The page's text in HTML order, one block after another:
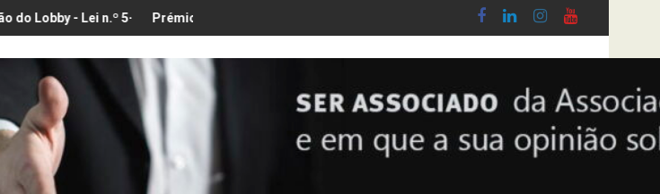
5-A/2026, de 28 de Janeiro
Prémio para a Melhor Exposição de Cerâmica, Banho & Cozinha 2026Síntese Inquérito de Conjuntura – 2º